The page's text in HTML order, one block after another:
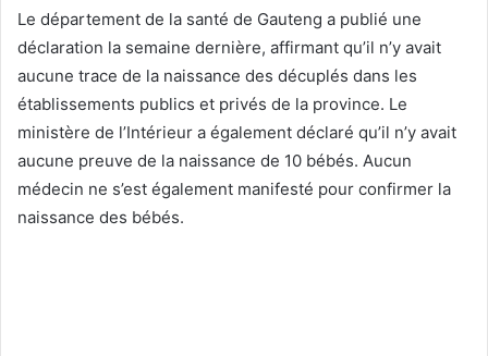
Le département de la santé de Gauteng a publié une
déclaration la semaine dernière, affirmant qu’il n’y avait
aucune trace de la naissance des décuplés dans les
établissements publics et privés de la province. Le
ministère de l’Intérieur a également déclaré qu’il n’y avait
aucune preuve de la naissance de 10 bébés. Aucun
médecin ne s’est également manifesté pour confirmer la
naissance des bébés.